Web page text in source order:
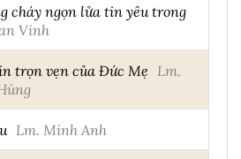
cháy ngọn lửa tin yêu trong
Vinh
trọn vẹn của Đức Mẹ Lm.
Lm. Minh Anh